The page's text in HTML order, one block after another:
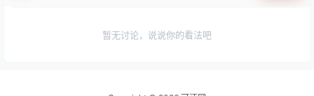
暂无讨论，说说你的看法吧